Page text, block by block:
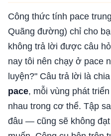
Công thức tính pace
Quãng đường) chỉ cho
không trả lời được câu
nay tôi nên chạy ở pace
luyện?" Câu trả lời là
pace, mỗi vùng phát
nhau trong cơ thể. Tập
đâu — cũng sẽ không